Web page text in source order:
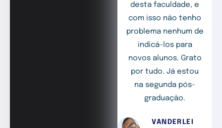
desta faculdade, e
com isso não tenho
problema nenhum de
indicá-los para
novos alunos. Grato
por tudo. Já estou
na segunda pós-
graduação.
VANDERLEI